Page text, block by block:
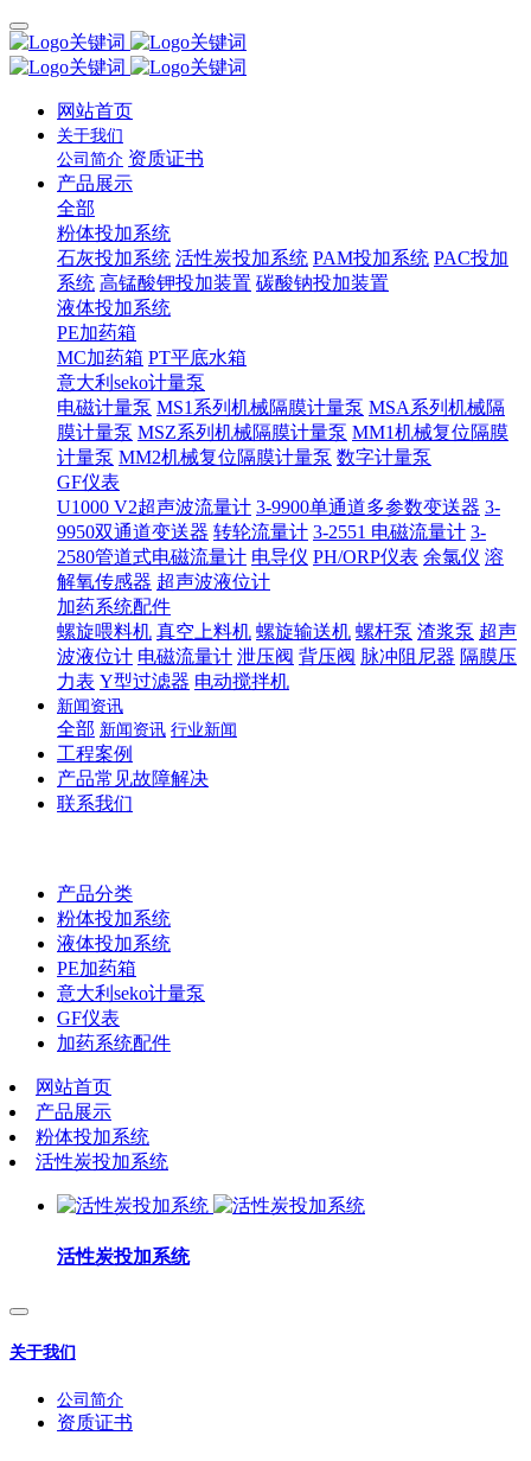
网站首页
关于我们
公司简介 资质证书
产品展示
全部
粉体投加系统
石灰投加系统 活性炭投加系统 PAM投加系统 PAC投加
系统 高锰酸钾投加装置 碳酸钠投加装置
液体投加系统
PE加药箱
MC加药箱 PT平底水箱
意大利seko计量泵
电磁计量泵 MS1系列机械隔膜计量泵 MSA系列机械隔
膜计量泵 MSZ系列机械隔膜计量泵 MM1机械复位隔膜
计量泵 MM2机械复位隔膜计量泵 数字计量泵
GF仪表
U1000 V2超声波流量计 3-9900单通道多参数变送器 3-
9950双通道变送器 转轮流量计 3-2551 电磁流量计 3-
2580管道式电磁流量计 电导仪 PH/ORP仪表 余氯仪 溶
解氧传感器 超声波液位计
加药系统配件
螺旋喂料机 真空上料机 螺旋输送机 螺杆泵 渣浆泵 超声
波液位计 电磁流量计 泄压阀 背压阀 脉冲阻尼器 隔膜压
力表 Y型过滤器 电动搅拌机
新闻资讯
全部 新闻资讯 行业新闻
工程案例
产品常见故障解决
联系我们
产品分类
粉体投加系统
液体投加系统
PE加药箱
意大利seko计量泵
GF仪表
加药系统配件
网站首页
产品展示
粉体投加系统
活性炭投加系统
活性炭投加系统
关于我们
公司简介
资质证书